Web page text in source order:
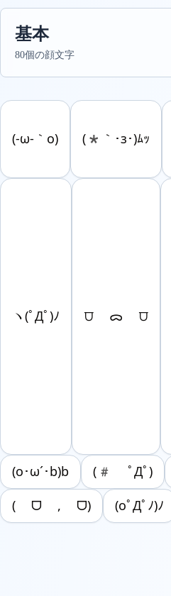
基本
80個の顔文字
(-ω-｀o) (*｀･з･)ﾑｯ
ヽ(ﾟДﾟ)ﾉ ⩌ ᯅ ⩌
(o･ω´･b)b (# ﾟДﾟ)
( ᗜ , ᗜ) (oﾟДﾟﾉ)ﾉ